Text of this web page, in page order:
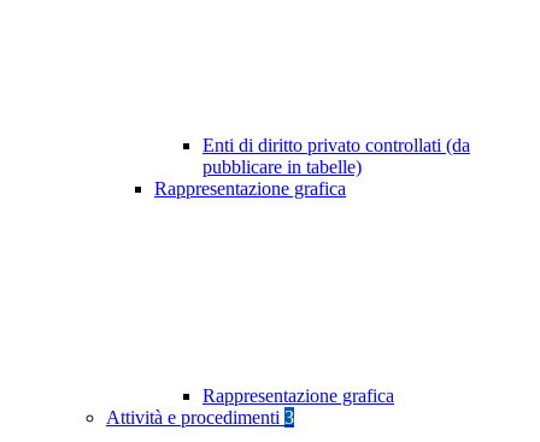
Enti di diritto privato controllati (da
pubblicare in tabelle)
Rappresentazione grafica
Rappresentazione grafica
Attività e procedimenti 3